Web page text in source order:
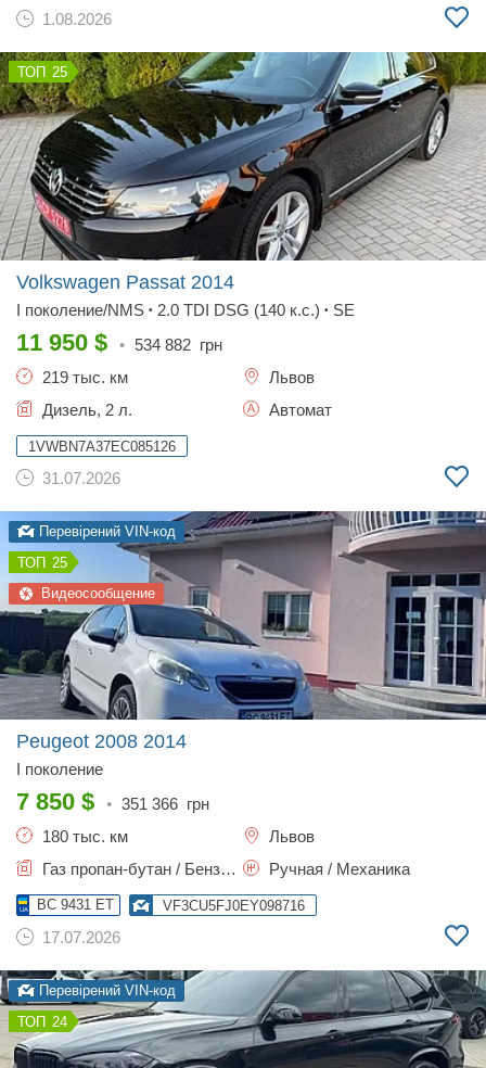
1.08.2026
25
Volkswagen Passat 2014
I поколение/NMS • 2.0 TDI DSG (140 к.с.) • SE
11 950 $ • 534 882 грн
219 тыс. км
Львов
Дизель, 2 л.
Автомат
1VWBN7A37EC085126
31.07.2026
Перевірений VIN-код
25
Видеосообщение
Peugeot 2008 2014
I поколение
7 850 $ • 351 366 грн
180 тыс. км
Львов
Газ пропан-бутан / Бензин, 1.6 л.
Ручная / Механика
BC 9431 ET VF3CU5FJ0EY098716
17.07.2026
Перевірений VIN-код
24